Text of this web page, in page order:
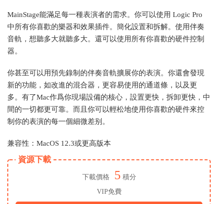
MainStage能滿足每一種表演者的需求。你可以使用 Logic Pro
中所有你喜歡的樂器和效果插件。簡化設置和拆解。使用伴奏
音軌，想聽多大就聽多大。還可以使用所有你喜歡的硬件控制
器。
你甚至可以用預先錄制的伴奏音軌擴展你的表演。你還會發現
新的功能，如改進的混合器，更容易使用的通道條，以及更
多。有了Mac作爲你現場設備的核心，設置更快，拆卸更快，中
間的一切都更可靠。而且你可以輕松地使用你喜歡的硬件來控
制你的表演的每一個細微差别。
兼容性：MacOS 12.3或更高版本
資源下載
下載價格 5 積分
VIP免費